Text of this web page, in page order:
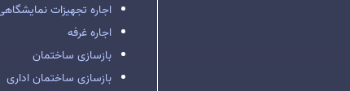
اجاره تجهیزات
اجاره غرفه
بازسازی ساختمان
بازسازی ساختمان اداری